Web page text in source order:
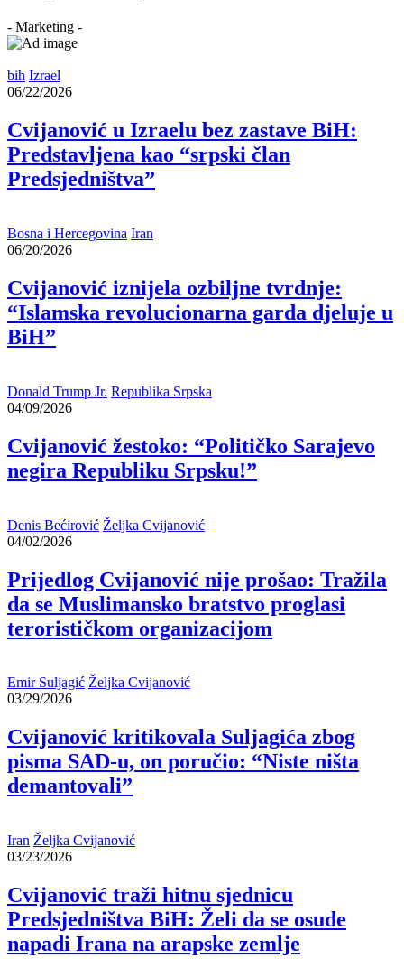
- Marketing -
bih Izrael
06/22/2026
Cvijanović u Izraelu bez zastave BiH:
Predstavljena kao “srpski član
Predsjedništva”
Bosna i Hercegovina Iran
06/20/2026
Cvijanović iznijela ozbiljne tvrdnje:
“Islamska revolucionarna garda djeluje u
BiH”
Donald Trump Jr. Republika Srpska
04/09/2026
Cvijanović žestoko: “Političko Sarajevo
negira Republiku Srpsku!”
Denis Bećirović Željka Cvijanović
04/02/2026
Prijedlog Cvijanović nije prošao: Tražila
da se Muslimansko bratstvo proglasi
terorističkom organizacijom
Emir Suljagić Željka Cvijanović
03/29/2026
Cvijanović kritikovala Suljagića zbog
pisma SAD-u, on poručio: “Niste ništa
demantovali”
Iran Željka Cvijanović
03/23/2026
Cvijanović traži hitnu sjednicu
Predsjedništva BiH: Želi da se osude
napadi Irana na arapske zemlje